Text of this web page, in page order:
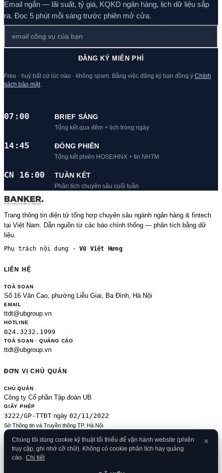
Email ngắn — lãi suất, tỷ giá, KQKD ngân hàng, lịch dữ liệu sắp
ra. Đọc 5 phút mỗi sáng trước phiên mở cửa.
ĐĂNG KÝ MIỄN PHÍ
Free · huỷ bất cứ lúc nào · không spam. Bằng việc đăng ký bạn đồng ý Chính
sách bảo mật.
07:00 BRIEF SÁNG
Tổng kết qua đêm + lịch trong ngày
14:45 ĐÓNG PHIÊN
Tổng kết phiên HOSE/HNX + tin NHTM
CN 16:00 TUẦN KẾT
Phân tích chuyên sâu cuối tuần
Trang thông tin điện tử tổng hợp chuyên sâu ngành ngân hàng & fintech
tại Việt Nam. Dẫn nguồn từ các báo chính thống — phân tích bằng dữ
liệu.
Phụ trách nội dung ·Vũ Việt Hưng
LIÊN HỆ
TOÀ SOẠN
Số 16 Văn Cao, phường Liễu Giai, Ba Đình, Hà Nội
EMAIL
ttdt@ubgroup.vn
HOTLINE
024.3232.1999
TOÀ SOẠN · QUẢNG CÁO
ttdt@ubgroup.vn
ĐƠN VỊ CHỦ QUẢN
CHỦ QUẢN
Công ty Cổ phần Tập đoàn UB
GIẤY PHÉP
3222/GP-TTĐT ngày 02/11/2022
Sở Thông tin và Truyền thông TP. Hà Nội
Sửa đổi của 2489/GP-TTĐT ngày 24/8/2020
0106080414 09/01/2013
© 2026 Banker.vn
Chúng tôi dùng cookie kỹ thuật tối thiểu để vận hành website (phiên
truy cập, ghi nhớ cỡ chữ). Không có cookie phân tích hay quảng
cáo. Chi tiết